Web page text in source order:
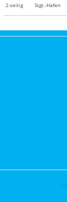
2-seitig Stgt.-Hafen